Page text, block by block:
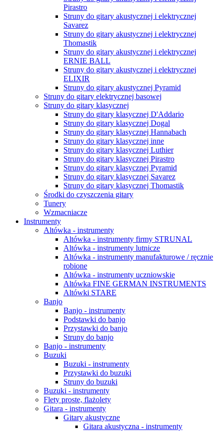
Pirastro
Struny do gitary akustycznej i elektrycznej
Savarez
Struny do gitary akustycznej i elektrycznej
Thomastik
Struny do gitary akustycznej i elektrycznej
ERNIE BALL
Struny do gitary akustycznej i elektrycznej
ELIXIR
Struny do gitary akustycznej Pyramid
Struny do gitary elektrycznej basowej
Struny do gitary klasycznej
Struny do gitary klasycznej D'Addario
Struny do gitary klasycznej Dogal
Struny do gitary klasycznej Hannabach
Struny do gitary klasycznej inne
Struny do gitary klasycznej Luthier
Struny do gitary klasycznej Pirastro
Struny do gitary klasycznej Pyramid
Struny do gitary klasycznej Savarez
Struny do gitary klasycznej Thomastik
Środki do czyszczenia gitary
Tunery
Wzmacniacze
Instrumenty
Altówka - instrumenty
Altówka - instrumenty firmy STRUNAL
Altówka - instrumenty lutnicze
Altówka - instrumenty manufakturowe / ręcznie
robione
Altówka - instrumenty uczniowskie
Altówka FINE GERMAN INSTRUMENTS
Altówki STARE
Banjo
Banjo - instrumenty
Podstawki do banjo
Przystawki do banjo
Struny do banjo
Banjo - instrumenty
Buzuki
Buzuki - instrumenty
Przystawki do buzuki
Struny do buzuki
Buzuki - instrumenty
Flety proste, flażolety
Gitara - instrumenty
Gitary akustyczne
Gitara akustyczna - instrumenty